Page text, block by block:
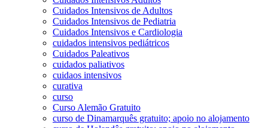
Cuidados Intensivos de Adultos
Cuidados Intensivos de Pediatria
Cuidados Intensivos e Cardiologia
cuidados intensivos pediátricos
Cuidados Paleativos
cuidados paliativos
cuidaos intensivos
curativa
curso
Curso Alemão Gratuito
curso de Dinamarquês gratuito; apoio no alojamento